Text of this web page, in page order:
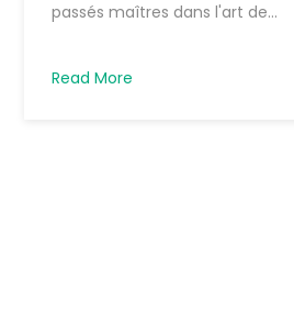
passés maîtres dans l'art de...
Read More